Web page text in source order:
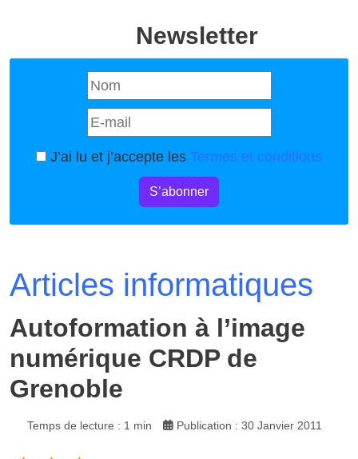
Newsletter
J’ai lu et j’accepte les Termes et conditions
S’abonner
Articles informatiques
Autoformation à l’image
numérique CRDP de
Grenoble
Temps de lecture : 1 min Publication : 30 Janvier 2011